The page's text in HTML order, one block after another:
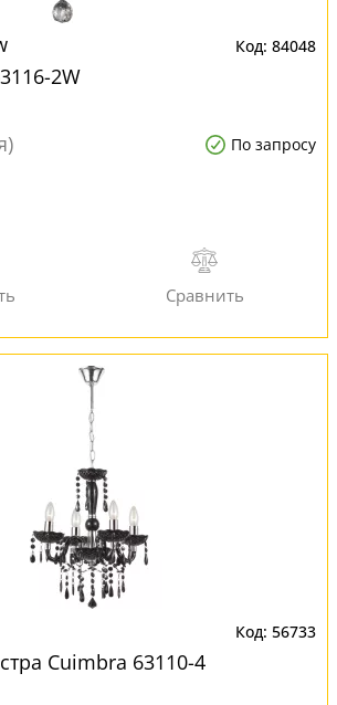
84048
2W
По запросу
56733
Cuimbra 63110-4